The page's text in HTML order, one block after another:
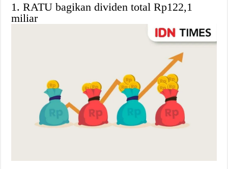
1. RATU bagikan dividen total Rp122,1
miliar